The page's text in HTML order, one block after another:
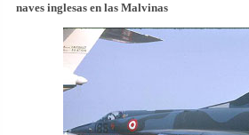
naves inglesas en las Malvinas